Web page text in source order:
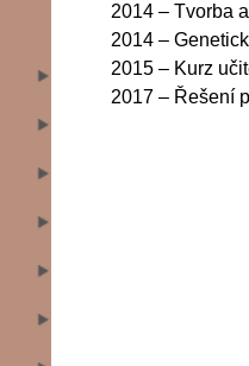
2014 – Tvorba
2014 –
2015 – Kurz
2017 – Řešení